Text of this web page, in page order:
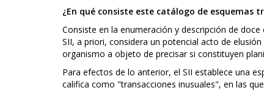
¿En qué consiste este catálogo de esquemas
Consiste en la enumeración y descripción de
SII, a priori, considera un potencial acto de
organismo a objeto de precisar si constituyen
Para efectos de lo anterior, el SII establece una
califica como "transacciones inusuales", en las